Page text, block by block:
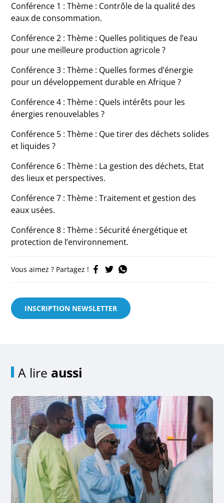
Conférence 1 :Thème : Contrôle de la qualité des
eaux de consommation.
Conférence 2 : Thème : Quelles politiques de l’eau
pour une meilleure production agricole ?
Conférence 3 : Thème : Quelles formes d’énergie
pour un développement durable en Afrique ?
Conférence 4 : Thème : Quels intérêts pour les
énergies renouvelables ?
Conférence 5 : Thème : Que tirer des déchets solides
et liquides ?
Conférence 6 : Thème : La gestion des déchets, Etat
des lieux et perspectives.
Conférence 7 : Thème : Traitement et gestion des
eaux usées.
Conférence 8 : Thème : Sécurité énergétique et
protection de l’environnement.
Vous aimez ? Partagez !
INSCRIPTION NEWSLETTER
A lire aussi